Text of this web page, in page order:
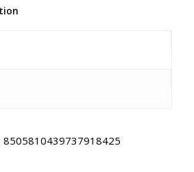
8505810439737918425